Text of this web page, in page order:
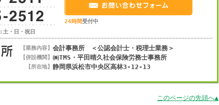
:土・日・祝日
24時間受付中
【業務内容】会計事務所 ＜公認会計士・税理士業務＞
【併設機関】㈱TMS・平田晴久社会保険労務士事務所
【所在地】静岡県浜松市中央区高林3-12-13
このページの先頭へ▲